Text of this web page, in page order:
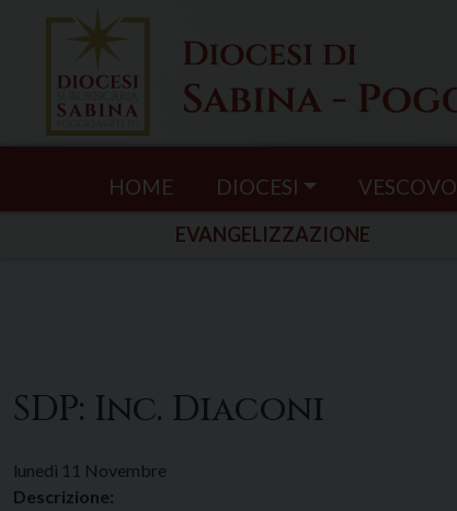
HOME DIOCESI VESCOVO
EVANGELIZZAZIONE
SDP: Inc. Diaconi
lunedì 11 Novembre
Descrizione: